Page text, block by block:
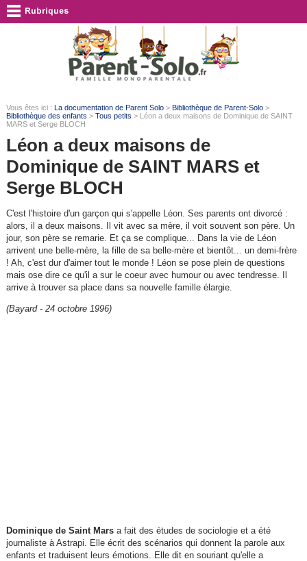
Vous êtes ici : La documentation de Parent Solo> Bibliothèque de Parent-Solo>
Bibliothèque des enfants > Tous petits > Léon a deux maisons de Dominique de SAINT
MARS et Serge BLOCH
Léon a deux maisons de
Dominique de SAINT MARS et
Serge BLOCH
C'est l'histoire d'un garçon qui s'appelle Léon. Ses parents ont divorcé :
alors, il a deux maisons. Il vit avec sa mère, il voit souvent son père. Un
jour, son père se remarie. Et ça se complique... Dans la vie de Léon
arrivent une belle-mère, la fille de sa belle-mère et bientôt... un demi-frère
! Ah, c'est dur d'aimer tout le monde ! Léon se pose plein de questions
mais ose dire ce qu'il a sur le coeur avec humour ou avec tendresse. Il
arrive à trouver sa place dans sa nouvelle famille élargie.
(Bayard - 24 octobre 1996)
Dominique de Saint Marsa fait des études de sociologie et a été
journaliste à Astrapi. Elle écrit des scénarios qui donnent la parole aux
enfants et traduisent leurs émotions. Elle dit en souriant qu'elle a